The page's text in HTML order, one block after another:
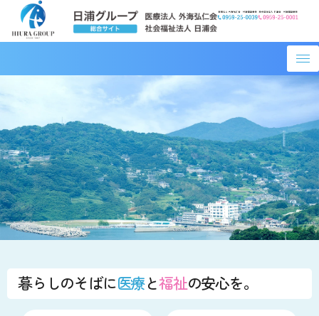
コ
テ
へ
ス
キ
ッ
プ
暮らしのそばに医療と福祉の安心を。